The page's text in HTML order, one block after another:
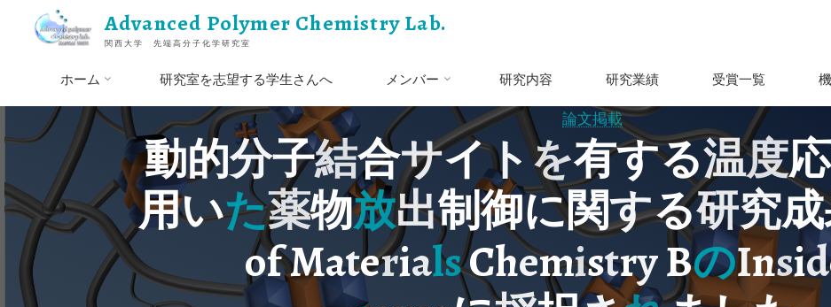
ス
ッ
プ
Advanced Polymer Chemistry Lab.
関西大学 先端高分子化学研究室
ホーム 研究室を志望する学生さんへ メンバー 研究内容 研究業績 受賞一覧
論文掲載
動的分子結合サイトを有する温度応
用いた薬物放出制御に関する研究成
ofMaterialsChemistryBのInsid